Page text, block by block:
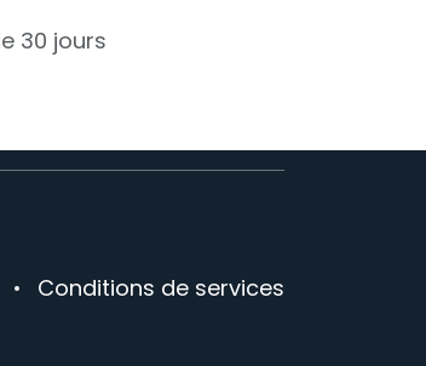
30 jours
• Conditions de services